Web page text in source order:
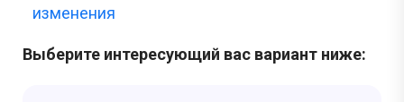
изменения
Выберите интересующий вас вариант ниже: